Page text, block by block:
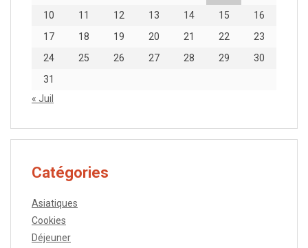
10
11 12 13 14 15
16
17
18 19 20 21 22
23
24
25 26 27 28 29
30
31
« Juil
Catégories
Asiatiques
Cookies
Déjeuner